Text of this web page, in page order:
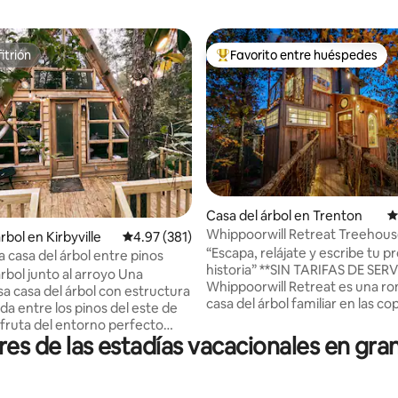
de 5, 227 reseñas
en Kirbyville Calificación promedio: 4.97 de 5, 381 reseñas
4.97 (381)
casa del árbol entre pinos
junto al arroyo Una
casa del árbol con estructura
entre los pinos del este de
tranquilo en la campiña
renunciar a las comodidades
Favorito entre huéspedes
Favorito entre huéspedes
Casa del árbol en Trenton
Whippoorwill Retreat
“Escapa, relájate y escribe tu
historia” **SIN TARIFAS DE
Whippoorwill Retreat es una
casa del árbol familiar en las
Esta escapada tranquila ofrece
piso a techo, un lugar para ver
de las estadías vacacionales en